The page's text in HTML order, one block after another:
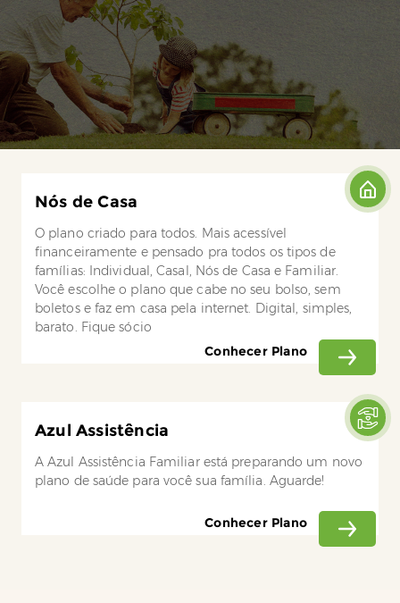
Nós de Casa
O plano criado para todos. Mais acessível
financeiramente e pensado pra todos os tipos de
famílias: Individual, Casal, Nós de Casa e Familiar.
Você escolhe o plano que cabe no seu bolso, sem
boletos e faz em casa pela internet. Digital, simples,
barato. Fique sócio
Conhecer Plano
Azul Assistência
A Azul Assistência Familiar está preparando um novo
plano de saúde para você sua família. Aguarde!
Conhecer Plano